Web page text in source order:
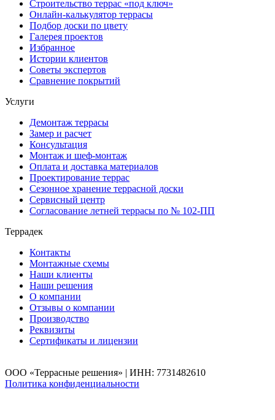
Строительство террас «под ключ»
Онлайн-калькулятор террасы
Подбор доски по цвету
Галерея проектов
Избранное
Истории клиентов
Советы экспертов
Сравнение покрытий
Услуги
Демонтаж террасы
Замер и расчет
Консультация
Монтаж и шеф-монтаж
Оплата и доставка материалов
Проектирование террас
Сезонное хранение террасной доски
Сервисный центр
Согласование летней террасы по № 102-ПП
Террадек
Контакты
Монтажные схемы
Наши клиенты
Наши решения
О компании
Отзывы о компании
Производство
Реквизиты
Сертификаты и лицензии
ООО «Террасные решения» | ИНН: 7731482610
Политика конфиденциальности